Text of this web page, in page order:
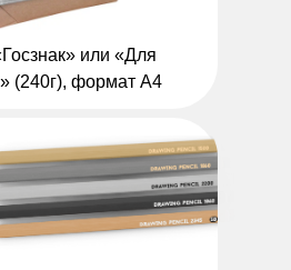
или «Для
(240г), формат А4